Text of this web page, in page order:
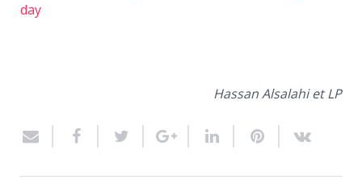
day
Hassan Alsalahi et LP